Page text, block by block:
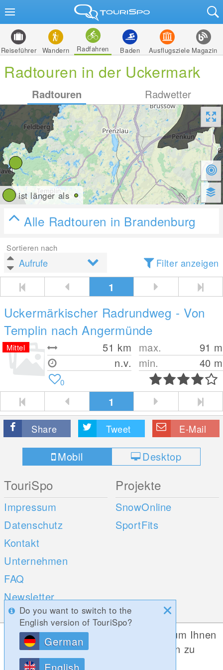
Reiseführer Wandern Radfahren Baden Ausflugsziele Magazin
Radtouren in der Uckermark
Radtouren Radwetter
ist länger als
Alle Radtouren in Brandenburg
Sortieren nach
Filter anzeigen
1
Uckermärkischer Radrundweg - Von
Templin nach Angermünde
51 km
n.v.
max. 91 m
min.
40 m
Mittel
0
1
Share Tweet E-Mail
Mobil Desktop
TouriSpo
Impressum
Datenschutz
Kontakt
Unternehmen
FAQ
Newsletter
Umfragen
Projekte
SnowOnline
SportFits
Mobile Apps Social Web
Do you want to switch to the
English version of TouriSpo?
German
English
Diese Website verwendet Cookies, um Ihnen
die bestmögliche Funktionalität bieten zu
können.